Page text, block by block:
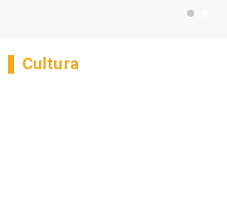
Cultura